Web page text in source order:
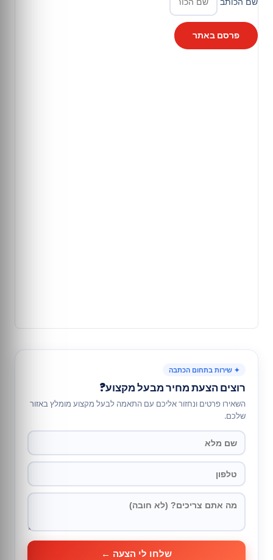
פרסם באתר
✦ שירות בתחום הכתבה
רוצים הצעת מחיר מבעל מקצוע?
השאירו פרטים ונחזור אליכם עם התאמה לבעל מקצוע מומלץ באזור
שלכם.
שלחו לי הצעה ←